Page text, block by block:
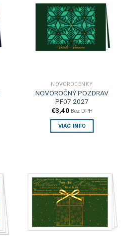
NOVOROČENKY
NOVOROČNÝ POZDRAV
PF07 2027
€3,40 Bez DPH
VIAC INFO